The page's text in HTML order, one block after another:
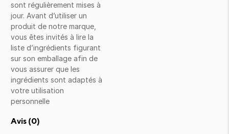
sont régulièrement mises à
jour. Avant d’utiliser un
produit de notre marque,
vous êtes invités à lire la
liste d’ingrédients figurant
sur son emballage afin de
vous assurer que les
ingrédients sont adaptés à
votre utilisation
personnelle
Avis (0)